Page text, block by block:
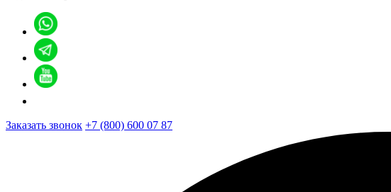
Заказать звонок +7 (800) 600 07 87